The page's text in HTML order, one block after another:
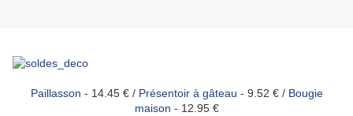
Paillasson - 14.45 € / Présentoir à gâteau - 9.52 € / Bougie
maison - 12.95 €